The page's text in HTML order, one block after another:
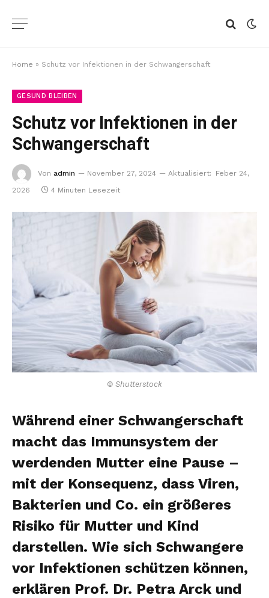
Home » Schutz vor Infektionen in der Schwangerschaft
GESUND BLEIBEN
Schutz vor Infektionen in der
Schwangerschaft
Von admin November 27, 2024 Aktualisiert:
Feber 24,
2026
4 Minuten Lesezeit
© Shutterstock
Während einer Schwangerschaft
macht das Immunsystem der
werdenden Mutter eine Pause –
mit der Konsequenz, dass Viren,
Bakterien und Co. ein größeres
Risiko für Mutter und Kind
darstellen. Wie sich Schwangere
vor Infektionen schützen können,
erklären Prof. Dr. Petra Arck und